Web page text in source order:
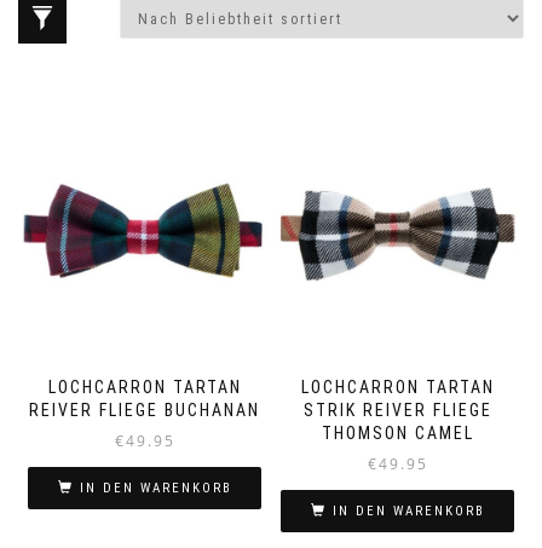
LOCHCARRON TARTAN
REIVER FLIEGE BUCHANAN
€49.95
IN DEN WARENKORB
LOCHCARRON TARTAN
STRIK REIVER FLIEGE
THOMSON CAMEL
€49.95
IN DEN WARENKORB